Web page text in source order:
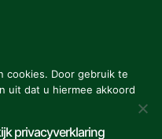
cookies. Door gebruik te
uit dat u hiermee akkoord
privacyverklaring